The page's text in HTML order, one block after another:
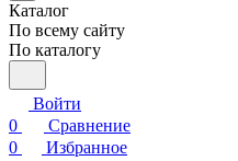
Каталог
По всему сайту
По каталогу
Войти
0
Сравнение
0
Избранное